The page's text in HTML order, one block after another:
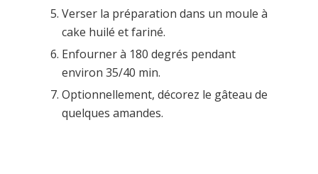
Verser la préparation dans un moule à
cake huilé et fariné.
Enfourner à 180 degrés pendant
environ 35/40 min.
Optionnellement, décorez le gâteau de
quelques amandes.